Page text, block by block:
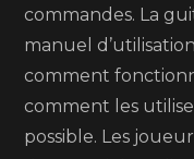
commandes. La
manuel
comment
comment les
possible. Les